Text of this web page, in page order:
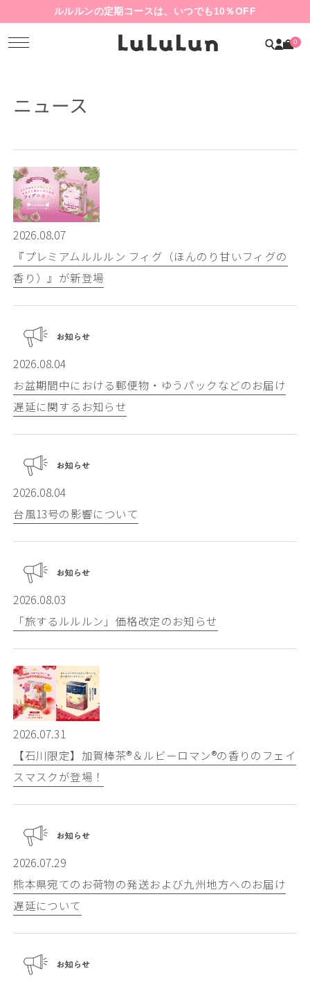
ルルルンの定期コースは、いつでも10％OFF
0
ニュース
2026.08.07
『プレミアムルルルン フィグ（ほんのり甘いフィグの
香り）』が新登場
2026.08.04
お盆期間中における郵便物・ゆうパックなどのお届け
遅延に関するお知らせ
2026.08.04
台風13号の影響について
2026.08.03
「旅するルルルン」価格改定のお知らせ
2026.07.31
【石川限定】加賀棒茶®️＆ルビーロマン®️の香りのフェイ
スマスクが登場！
2026.07.29
熊本県宛てのお荷物の発送および九州地方へのお届け
遅延について